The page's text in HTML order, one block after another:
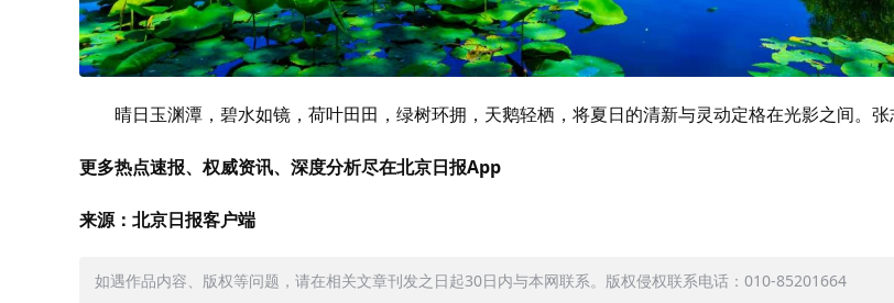
晴日玉渊潭，碧水如镜，荷叶田田，绿树环拥，天鹅轻栖，将夏日的清新与灵动定格在光影之间。
更多热点速报、权威资讯、深度分析尽在北京日报App
来源：北京日报客户端
如遇作品内容、版权等问题，请在相关文章刊发之日起30日内与本网联系。版权侵权联系电话：010-85201664